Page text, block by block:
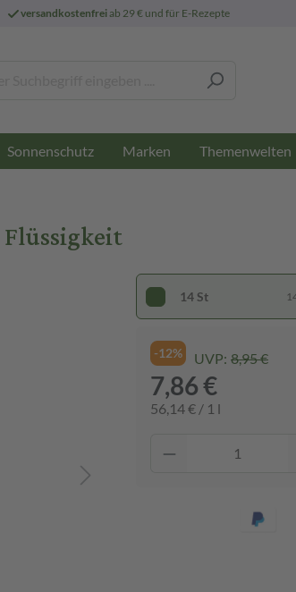
versandkostenfreiab 29 € und für E-Rezepte
Sonnenschutz Marken Themenwelten
14 St
-12% UVP: 8,95 €
7,86 €
56,14 € / 1 l